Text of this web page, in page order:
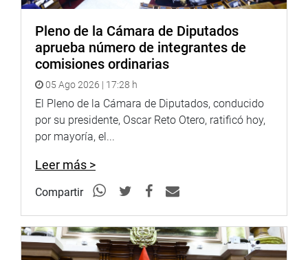
Pleno de la Cámara de Diputados
aprueba número de integrantes de
comisiones ordinarias
05 Ago 2026 | 17:28 h
El Pleno de la Cámara de Diputados, conducido
por su presidente, Oscar Reto Otero, ratificó hoy,
por mayoría, el...
Leer más >
Compartir